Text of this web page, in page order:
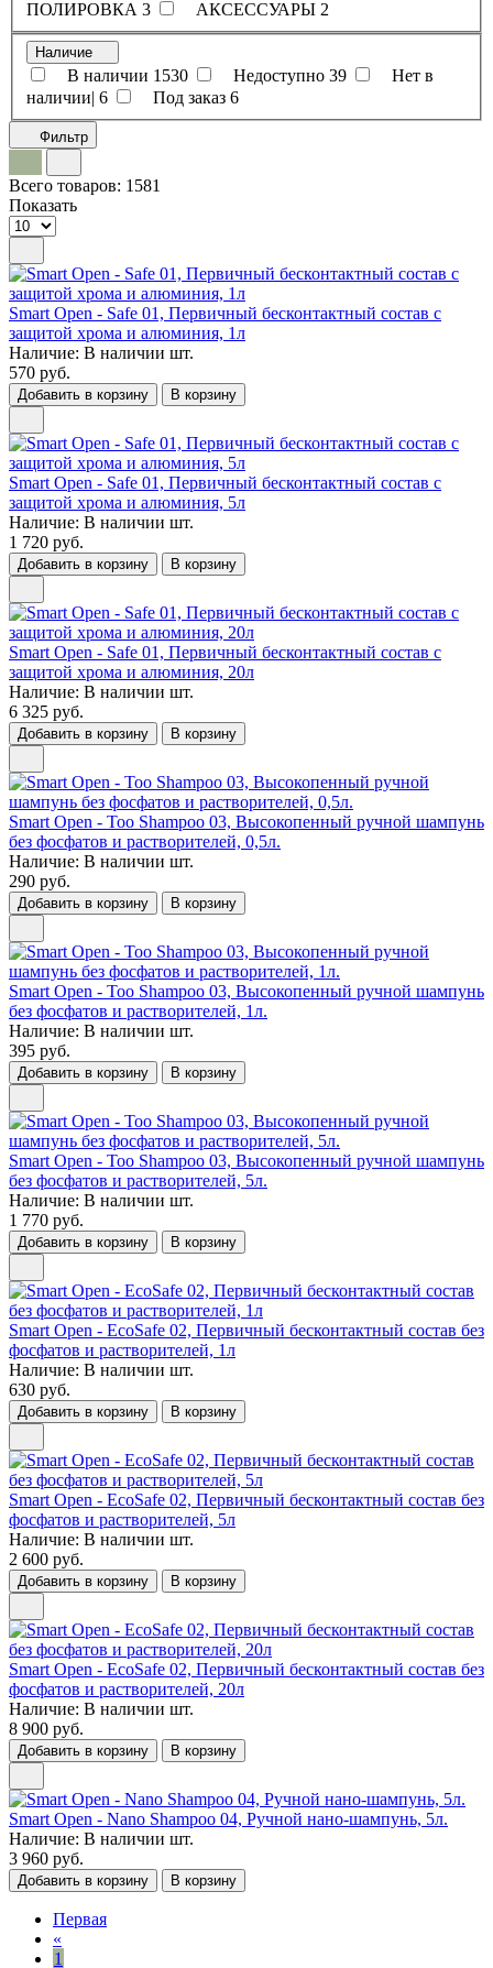
ПОЛИРОВКА 3 АКСЕССУАРЫ 2
Наличие
В наличии 1530 Недоступно 39
Нет в
наличии| 6 Под заказ 6
Фильтр
Всего товаров: 1581
Показать
Smart Open - Safe 01, Первичный бесконтактный состав с
защитой хрома и алюминия, 1л
Наличие: В наличии шт.
570 руб.
Добавить в корзину В корзину
Smart Open - Safe 01, Первичный бесконтактный состав с
защитой хрома и алюминия, 5л
Наличие: В наличии шт.
1 720 руб.
Добавить в корзину В корзину
Smart Open - Safe 01, Первичный бесконтактный состав с
защитой хрома и алюминия, 20л
Наличие: В наличии шт.
6 325 руб.
Добавить в корзину В корзину
Smart Open - Too Shampoo 03, Высокопенный ручной шампунь
без фосфатов и растворителей, 0,5л.
Наличие: В наличии шт.
290 руб.
Добавить в корзину В корзину
Smart Open - Too Shampoo 03, Высокопенный ручной шампунь
без фосфатов и растворителей, 1л.
Наличие: В наличии шт.
395 руб.
Добавить в корзину В корзину
Smart Open - Too Shampoo 03, Высокопенный ручной шампунь
без фосфатов и растворителей, 5л.
Наличие: В наличии шт.
1 770 руб.
Добавить в корзину В корзину
Smart Open - EcoSafe 02, Первичный бесконтактный состав без
фосфатов и растворителей, 1л
Наличие: В наличии шт.
630 руб.
Добавить в корзину В корзину
Smart Open - EcoSafe 02, Первичный бесконтактный состав без
фосфатов и растворителей, 5л
Наличие: В наличии шт.
2 600 руб.
Добавить в корзину В корзину
Smart Open - EcoSafe 02, Первичный бесконтактный состав без
фосфатов и растворителей, 20л
Наличие: В наличии шт.
8 900 руб.
Добавить в корзину В корзину
Smart Open - Nano Shampoo 04, Ручной нано-шампунь, 5л.
Наличие: В наличии шт.
3 960 руб.
Добавить в корзину В корзину
Первая
«
1